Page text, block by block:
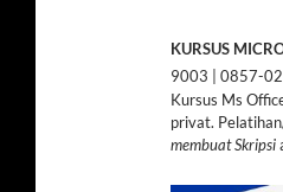
KURSUS
9003 | 0857-
Kursus Ms
privat.
membuat Skripsi